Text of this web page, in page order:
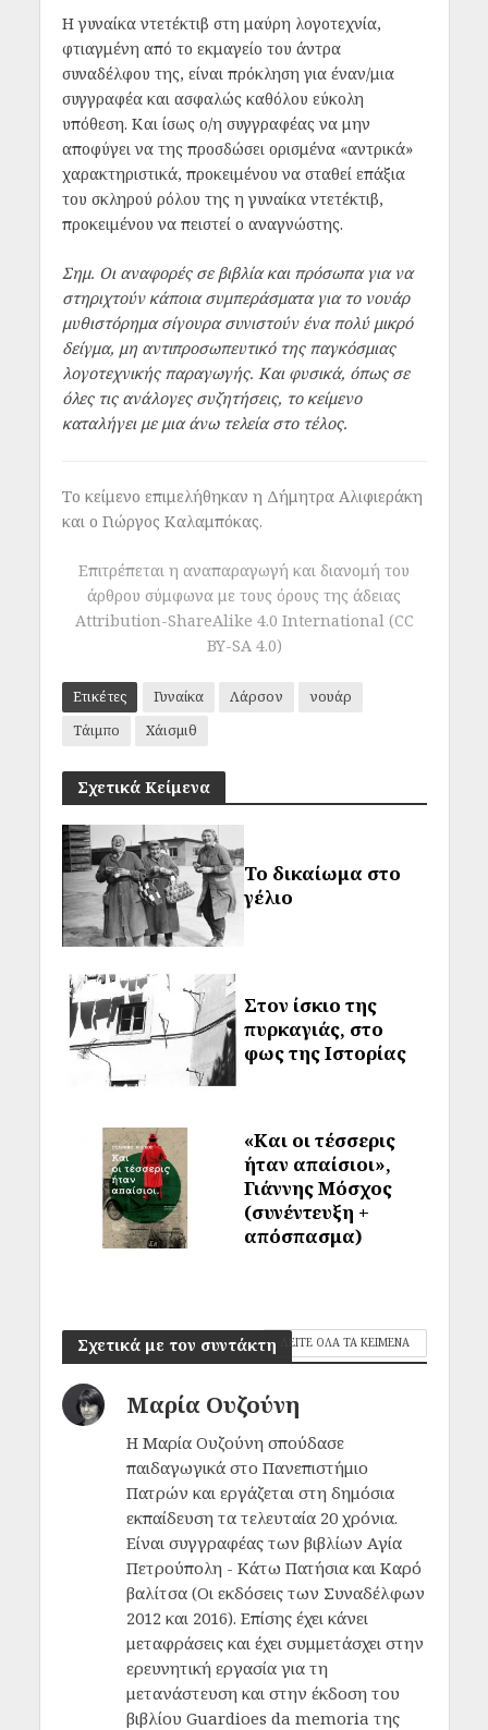
Η γυναίκα ντετέκτιβ στη μαύρη λογοτεχνία,
φτιαγμένη από το εκμαγείο του άντρα
συναδέλφου της, είναι πρόκληση για έναν/μια
συγγραφέα και ασφαλώς καθόλου εύκολη
υπόθεση. Και ίσως ο/η συγγραφέας να μην
αποφύγει να της προσδώσει ορισμένα «αντρικά»
χαρακτηριστικά, προκειμένου να σταθεί επάξια
του σκληρού ρόλου της η γυναίκα ντετέκτιβ,
προκειμένου να πειστεί ο αναγνώστης.
Σημ. Οι αναφορές σε βιβλία και πρόσωπα για να
στηριχτούν κάποια συμπεράσματα για το νουάρ
μυθιστόρημα σίγουρα συνιστούν ένα πολύ μικρό
δείγμα, μη αντιπροσωπευτικό της παγκόσμιας
λογοτεχνικής παραγωγής. Και φυσικά, όπως σε
όλες τις ανάλογες συζητήσεις, το κείμενο
καταλήγει με μια άνω τελεία στο τέλος.
Το κείμενο επιμελήθηκαν η Δήμητρα Αλιφιεράκη
και ο Γιώργος Καλαμπόκας.
Επιτρέπεται η αναπαραγωγή και διανομή του
άρθρου σύμφωνα με τους όρους της άδειας
Attribution-ShareAlike 4.0 International (CC
BY-SA 4.0)
Ετικέτες Γυναίκα Λάρσον
νουάρ
Τάιμπο
Χάισμιθ
Σχετικά Κείμενα
Το δικαίωμα στο
γέλιο
Στον ίσκιο της
πυρκαγιάς, στο
φως της Ιστορίας
«Και οι τέσσερις
ήταν απαίσιοι»,
Γιάννης Μόσχος
(συνέντευξη +
απόσπασμα)
Σχετικά με τον συντάκτη ΔΕΙΤΕ ΟΛΑ ΤΑ ΚΕΙΜΕΝΑ
Μαρία Ουζούνη
Η Μαρία Ουζούνη σπούδασε
παιδαγωγικά στο Πανεπιστήμιο
Πατρών και εργάζεται στη δημόσια
εκπαίδευση τα τελευταία 20 χρόνια.
Είναι συγγραφέας των βιβλίων Αγία
Πετρούπολη - Κάτω Πατήσια και Καρό
βαλίτσα (Οι εκδόσεις των Συναδέλφων
2012 και 2016). Επίσης έχει κάνει
μεταφράσεις και έχει συμμετάσχει στην
ερευνητική εργασία για τη
μετανάστευση και στην έκδοση του
βιβλίου Guardioes da memoria της